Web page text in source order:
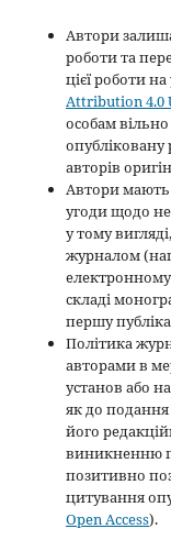
Автори
роботи та
цієї роботи на
Attribution 4.0
особам
авторів
Автори мають
угоди щодо
у тому
журналом
електронному
складі
першу
Політика
авторами в
установ або
як до подання
його
виникненню
позитивно
цитування
Open Access).